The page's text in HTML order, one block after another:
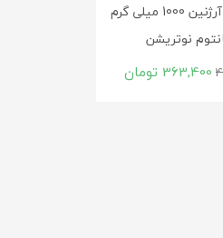
قرص ال آرژنین 1000 میلی گرم
نوتریشن
363,400 تومان